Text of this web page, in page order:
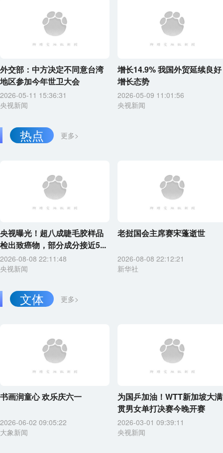
外交部：中方决定不同意台湾
地区参加今年世卫大会
2026-05-11 15:36:31
央视新闻
增长14.9% 我国外贸延续良好
增长态势
2026-05-09 11:01:56
央视新闻
更多>
热点
央视曝光！超八成睫毛胶样品
检出致癌物，部分成分接近5...
2026-08-08 22:11:48
央视新闻
老挝国会主席赛宋蓬逝世
2026-08-08 22:12:21
新华社
更多>
文体
书画润童心 欢乐庆六一
2026-06-02 09:05:22
大象新闻
为国乒加油！WTT新加坡大满
贯男女单打决赛今晚开赛
2026-03-01 09:39:11
央视新闻